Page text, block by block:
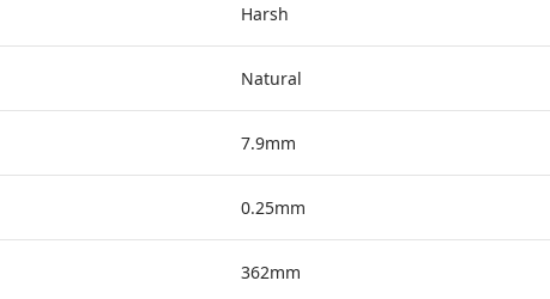
Harsh
Natural
7.9mm
0.25mm
362mm